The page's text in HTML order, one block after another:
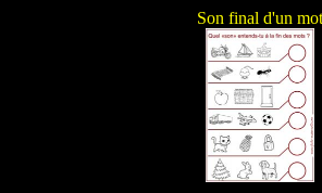
Son final d'un mot